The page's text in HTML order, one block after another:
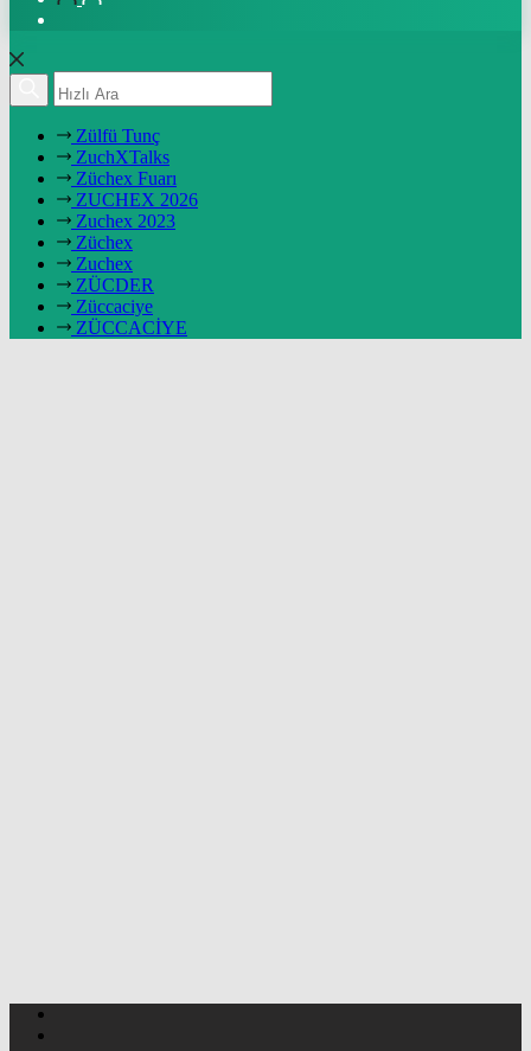
Zülfü Tunç
ZuchXTalks
Züchex Fuarı
ZUCHEX 2026
Zuchex 2023
Züchex
Zuchex
ZÜCDER
Züccaciye
ZÜCCACİYE